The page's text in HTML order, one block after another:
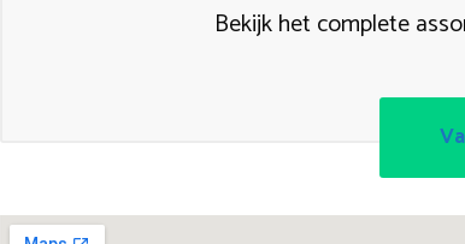
Bekijk het complete